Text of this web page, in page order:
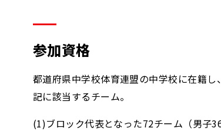
参加資格
都道府県中学校体育連盟の中学校に在籍
記に該当するチーム。
(1)ブロック代表となった72チーム（男子